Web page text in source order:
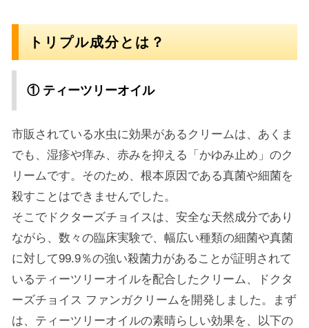
トリプル成分とは？
① ティーツリーオイル
市販されている水虫に効果があるクリームは、あくま
でも、湿疹や痒み、赤みを抑える「かゆみ止め」のク
リームです。そのため、根本原因である真菌や細菌を
殺すことはできませんでした。
そこでドクターズチョイスは、安全な天然成分であり
ながら、数々の臨床実験で、幅広い種類の細菌や真菌
に対して99.9％の強い殺菌力があることが証明されて
いるティーツリーオイルを配合したクリーム、ドクタ
ーズチョイス ファンガクリームを開発しました。 まず
は、ティーツリーオイルの素晴らしい効果を、以下の